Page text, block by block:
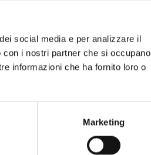
social media e per analizzare il
i nostri partner che si occupano
informazioni che ha fornito loro o
Marketing
Seguici su